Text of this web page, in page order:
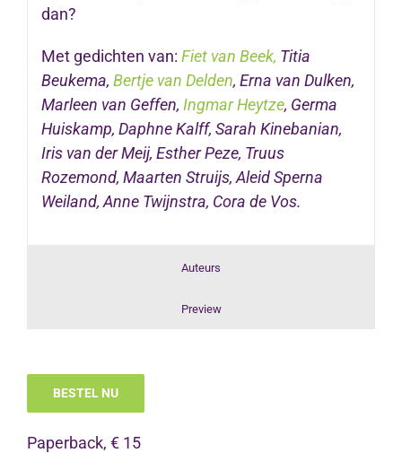
dan?
Met gedichten van: Fiet van Beek, Titia
Beukema, Bertje van Delden, Erna van Dulken,
Marleen van Geffen, Ingmar Heytze, Germa
Huiskamp, Daphne Kalff, Sarah Kinebanian,
Iris van der Meij, Esther Peze, Truus
Rozemond, Maarten Struijs, Aleid Sperna
Weiland, Anne Twijnstra, Cora de Vos.
Auteurs
Preview
BESTEL NU
Paperback, € 15